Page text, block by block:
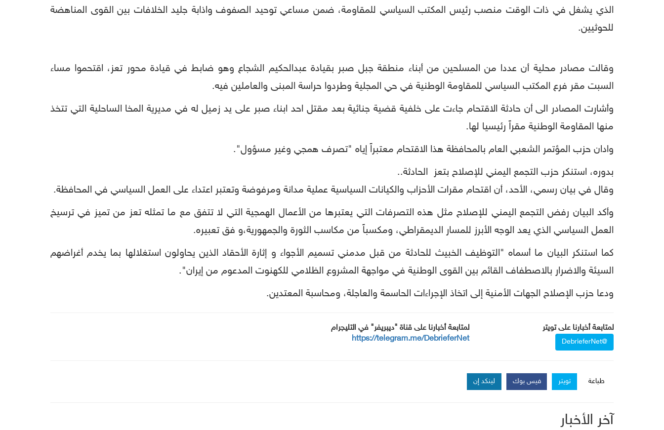
الذي يشغل في ذات الوقت منصب رئيس المكتب السياسي للمقاومة، ضمن مساعي توحيد الصفوف واذابة جليد الخلافات بين القوى المناهضة
للحوثيين.
وقالت مصادر محلية أن عددا من المسلحين من أبناء منطقة جبل صبر بقيادة عبدالحكيم الشجاع وهو ضابط في قيادة محور تعز، اقتحموا مساء
السبت مقر فرع المكتب السياسي للمقاومة الوطنية في حي المجلية وطردوا حراسة المبنى والعاملين فيه.
وأشارت المصادر الى أن حادثة الاقتحام جاءت على خلفية قضية جنائية بعد مقتل احد ابناء صبر على يد زميل له في مديرية المخا الساحلية التي تتخذ
منها المقاومة الوطنية مقراً رئيسيا لها.
وادان حزب المؤتمر الشعبي العام بالمحافظة هذا الاقتحام معتبراً إياه "تصرف همجي وغير مسؤول".
بدوره، استنكر حزب التجمع اليمني للإصلاح بتعز الحادثة..
وقال في بيان رسمي، الأحد، أن اقتحام مقرات الأحزاب والكيانات السياسية عملية مدانة ومرفوضة وتعتبر اعتداء على العمل السياسي في المحافظة.
وأكد البيان رفض التجمع اليمني للإصلاح مثل هذه التصرفات التي يعتبرها من الأعمال الهمجية التي لا تتفق مع ما تمثله تعز من تميز في ترسيخ
العمل السياسي الذي يعد الوجه الأبرز للمسار الديمقراطي، ومكسباً من مكاسب الثورة والجمهورية،و فق تعبيره.
كما استنكر البيان ما أسماه "التوظيف الخبيث للحادثة من قبل مدمني تسميم الأجواء و إثارة الأحقاد الذين يحاولون استغلالها بما يخدم أغراضهم
السيئة والاضرار بالاصطفاف القائم بين القوى الوطنية في مواجهة المشروع الظلامي للكهنوت المدعوم من إيران".
ودعا حزب الإصلاح الجهات الأمنية إلى اتخاذ الإجراءات الحاسمة والعاجلة، ومحاسبة المعتدين.
لمتابعة أخبارنا على تويتر
@DebrieferNet
لمتابعة أخبارنا على قناة "ديبريفر" في التليجرام
https://telegram.me/DebrieferNet
طباعة تويتر فيس بوك لينكد إن
آخر الأخبار